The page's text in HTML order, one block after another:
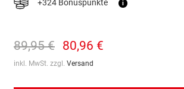
+324 Bonuspunkte i
89,95 € 80,96 €
inkl. MwSt. zzgl. Versand